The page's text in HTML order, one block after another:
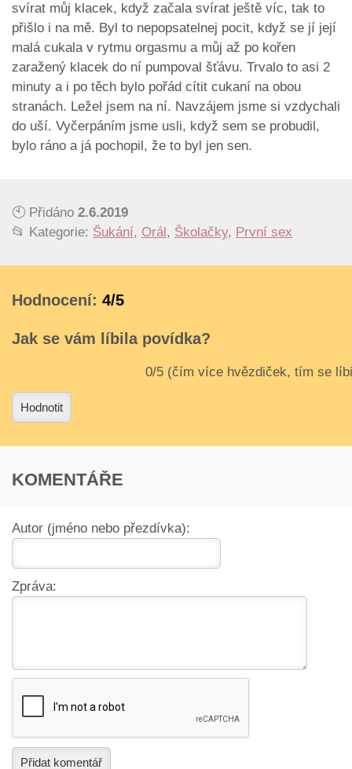
svírat můj klacek, když začala svírat ještě víc, tak to
přišlo i na mě. Byl to nepopsatelnej pocit, když se jí její
malá cukala v rytmu orgasmu a můj až po kořen
zaražený klacek do ní pumpoval šťávu. Trvalo to asi 2
minuty a i po těch bylo pořád cítit cukaní na obou
stranách. Ležel jsem na ní. Navzájem jsme si vzdychali
do uší. Vyčerpáním jsme usli, když sem se probudil,
bylo ráno a já pochopil, že to byl jen sen.
🕙 Přidáno 2.6.2019
📂 Kategorie: Šukání, Orál , Školačky, První sex
Hodnocení: 4/5
Jak se vám líbila povídka?
Hodnotit
KOMENTÁŘE
Autor (jméno nebo přezdívka):
Zpráva:
Přidat komentář